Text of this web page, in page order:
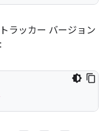
ラッカー バージョン